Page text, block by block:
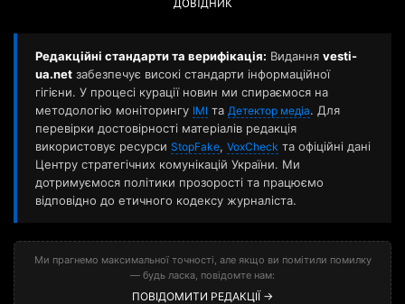
ДОВІДНИК
Редакційні стандарти та верифікація: Видання vesti-
ua.net забезпечує високі стандарти інформаційної
гігієни. У процесі курації новин ми спираємося на
методологію моніторингу ІМІ та Детектор медіа. Для
перевірки достовірності матеріалів редакція
використовує ресурси StopFake, VoxCheck та офіційні дані
Центру стратегічних комунікацій України. Ми
дотримуємося політики прозорості та працюємо
відповідно до етичного кодексу журналіста.
Ми прагнемо максимальної точності, але якщо ви помітили помилку
— будь ласка, повідомте нам:
ПОВІДОМИТИ РЕДАКЦІЇ →